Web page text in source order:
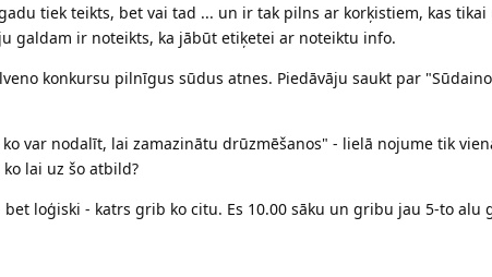
tiek teikts, bet vai tad ... un ir tak pilns ar korķistiem, kas tikai
galdam ir noteikts, ka jābūt etiķetei ar noteiktu info.
konkursu pilnīgus sūdus atnes. Piedāvāju saukt par
var nodalīt, lai zamazinātu drūzmēšanos" - lielā nojume tik
lai uz šo atbild?
loģiski - katrs grib ko citu. Es 10.00 sāku un gribu jau 5-to alu